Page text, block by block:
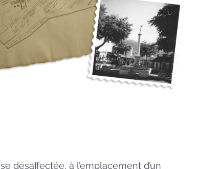
désaffectée, à l’emplacement d’un